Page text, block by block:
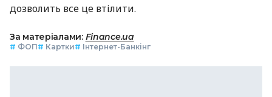
дозволить все це втілити.
За матеріалами: Finance.ua
# ФОП# Картки# Інтернет-Банкінг